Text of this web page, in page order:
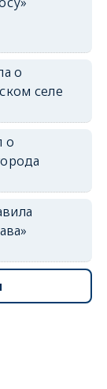
о
селе
о